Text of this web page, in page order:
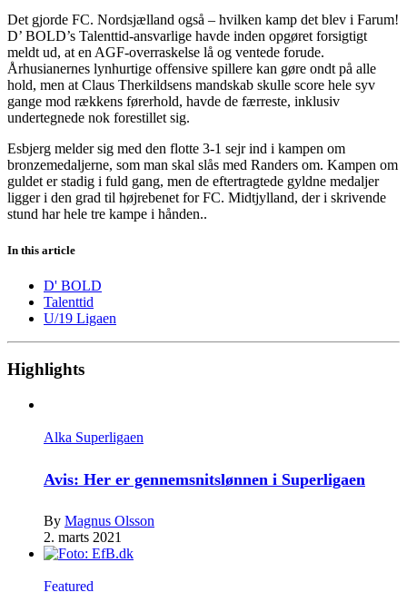
Det gjorde FC. Nordsjælland også – hvilken kamp det blev i Farum!
D’ BOLD’s Talenttid-ansvarlige havde inden opgøret forsigtigt
meldt ud, at en AGF-overraskelse lå og ventede forude.
Århusianernes lynhurtige offensive spillere kan gøre ondt på alle
hold, men at Claus Therkildsens mandskab skulle score hele syv
gange mod rækkens førerhold, havde de færreste, inklusiv
undertegnede nok forestillet sig.
Esbjerg melder sig med den flotte 3-1 sejr ind i kampen om
bronzemedaljerne, som man skal slås med Randers om. Kampen om
guldet er stadig i fuld gang, men de eftertragtede gyldne medaljer
ligger i den grad til højrebenet for FC. Midtjylland, der i skrivende
stund har hele tre kampe i hånden..
In this article
D' BOLD
Talenttid
U/19 Ligaen
Highlights
Alka Superligaen
Avis: Her er gennemsnitslønnen i Superligaen
By Magnus Olsson
2. marts 2021
Featured